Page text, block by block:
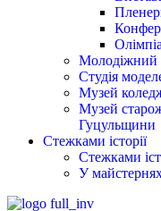
Молодіжний
Студія
Музей
Музей
Гуцульщини
Стежками історії
Стежками
У